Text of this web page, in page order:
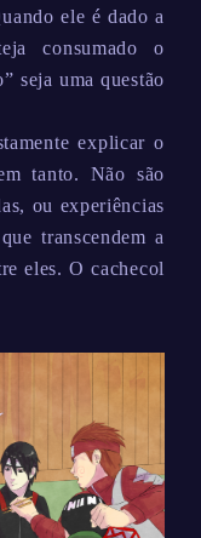
ele é dado a
consumado o
seja uma questão
explicar o
tanto. Não são
ou experiências
transcendem a
eles. O cachecol